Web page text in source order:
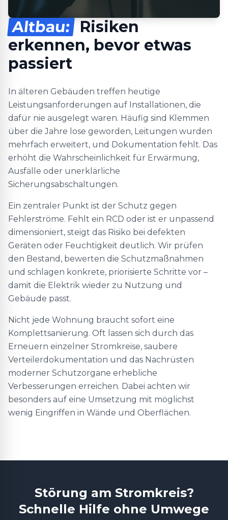
Altbau: Risiken
erkennen, bevor etwas
passiert
In älteren Gebäuden treffen heutige
Leistungsanforderungen auf Installationen, die
dafür nie ausgelegt waren. Häufig sind Klemmen
über die Jahre lose geworden, Leitungen wurden
mehrfach erweitert, und Dokumentation fehlt. Das
erhöht die Wahrscheinlichkeit für Erwärmung,
Ausfälle oder unerklärliche
Sicherungsabschaltungen.
Ein zentraler Punkt ist der Schutz gegen
Fehlerströme. Fehlt ein RCD oder ist er unpassend
dimensioniert, steigt das Risiko bei defekten
Geräten oder Feuchtigkeit deutlich. Wir prüfen
den Bestand, bewerten die Schutzmaßnahmen
und schlagen konkrete, priorisierte Schritte vor –
damit die Elektrik wieder zu Nutzung und
Gebäude passt.
Nicht jede Wohnung braucht sofort eine
Komplettsanierung. Oft lassen sich durch das
Erneuern einzelner Stromkreise, saubere
Verteilerdokumentation und das Nachrüsten
moderner Schutzorgane erhebliche
Verbesserungen erreichen. Dabei achten wir
besonders auf eine Umsetzung mit möglichst
wenig Eingriffen in Wände und Oberflächen.
Störung am Stromkreis?
Schnelle Hilfe ohne Umwege